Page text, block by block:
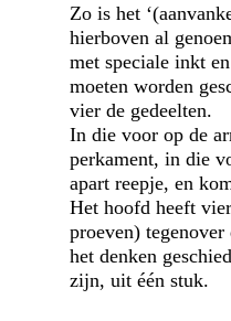
Zo is het
hierboven al
met speciale inkt
moeten worden
vier de gedeelten.
In die voor op de
perkament, in die
apart reepje, en
Het hoofd heeft
proeven) tegenover
het denken
zijn, uit één stuk.